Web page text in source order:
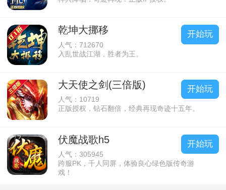
乾坤大挪移
人气：712670
入乱世战江湖，胜者为王。
开始玩
大天使之剑(三倍版)
人气：10719
正版授权，钻石翻倍，经典再现奇迹十五年。
开始玩
伏魔战歌h5
人气：305945
跨服PK，千人同屏，体验良心绿色版传奇游
戏！
开始玩